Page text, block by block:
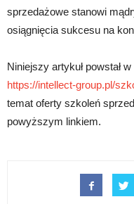
sprzedażowe stanowi
osiągnięcia sukcesu na
Niniejszy artykuł powstał
https://intellect-group.pl/
temat oferty szkoleń
powyższym linkiem.